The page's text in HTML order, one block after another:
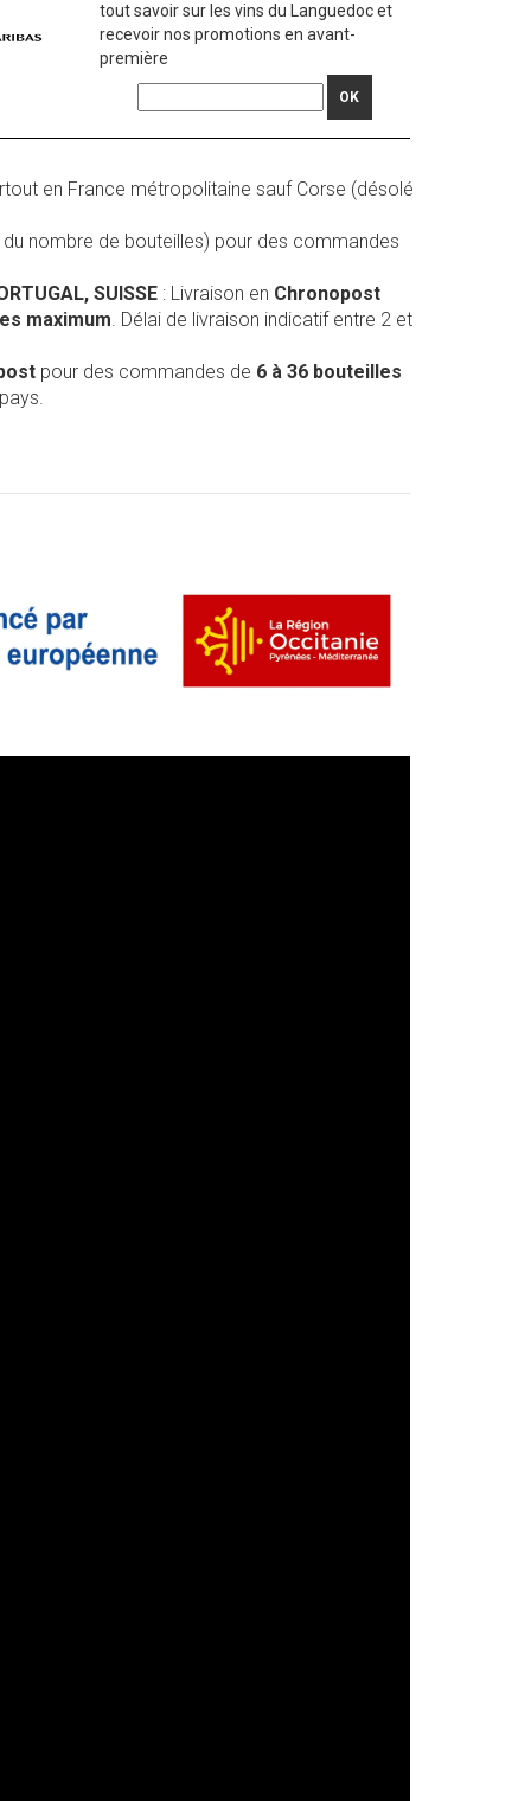
tout savoir sur les vins du Languedoc et
recevoir nos promotions en avant-
première
OK
en France métropolitaine sauf Corse (désolé
nombre de bouteilles) pour des commandes
SUISSE : Livraison en Chronopost
maximum. Délai de livraison indicatif entre 2 et
pour des commandes de 6 à 36 bouteilles